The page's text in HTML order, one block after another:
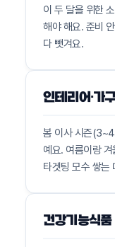
이 두 달을 위한
해야 해요. 준비
다 뺏겨요.
인테리어·가
봄 이사 시즌
예요. 여름이랑
타겟팅 모수 쌓는
건강기능식품